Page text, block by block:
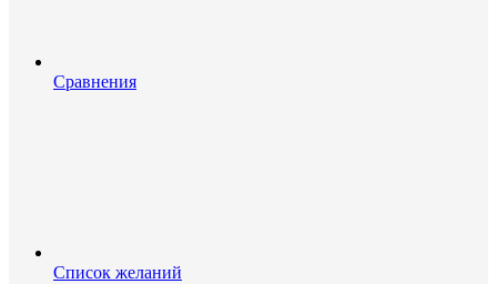
Сравнения
Список желаний